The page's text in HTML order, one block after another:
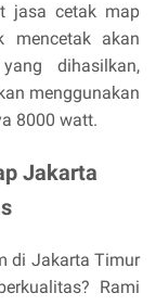
jasa cetak map
mencetak akan
dihasilkan,
menggunakan
8000 watt.
Jakarta
di Jakarta Timur
Rami